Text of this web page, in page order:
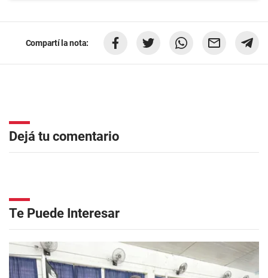
Compartí la nota:
Dejá tu comentario
Te Puede Interesar